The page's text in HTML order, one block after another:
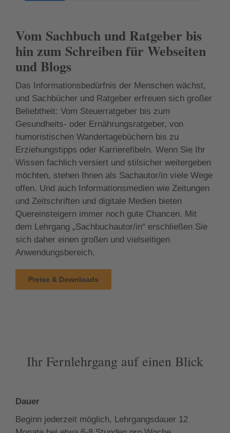
Vom Sachbuch und Ratgeber bis
hin zum Schreiben für Webseiten
und Blogs
Das Informationsbedürfnis der Menschen wächst,
und Sachbücher und Ratgeber erfreuen sich großer
Beliebtheit: Vom Steuerratgeber bis zum
Gesundheits- oder Ernährungsratgeber, von
humoristischen Wandertagebüchern bis zu
Erziehungstipps oder Karrierefibeln. Wenn Sie Ihr
Wissen fachlich versiert und stilsicher weitergeben
möchten, stehen Ihnen als Sachautor/in viele Wege
offen. Und auch Informationsmedien wie Zeitungen
und Zeitschriften und digitale Medien bieten
Quereinsteigern immer noch gute Chancen. Mit
dem Lehrgang „Sachbuchautor/in“ erschließen Sie
sich daher einen großen und vielseitigen
Anwendungsbereich.
Preise & Downloads
Ihr Fernlehrgang auf einen Blick
Dauer
Beginn jederzeit möglich, Lehrgangsdauer 12